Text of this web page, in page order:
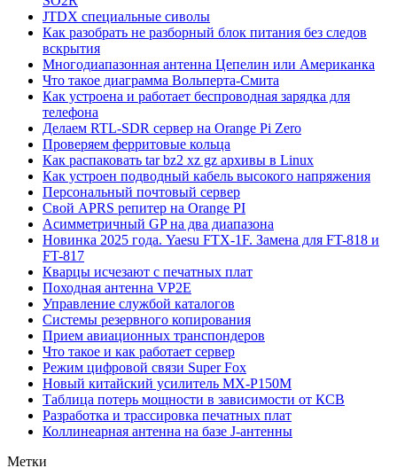
JTDX специальные сиволы
Как разобрать не разборный блок питания без следов
вскрытия
Многодиапазонная антенна Цепелин или Американка
Что такое диаграмма Вольперта-Смита
Как устроена и работает беспроводная зарядка для
телефона
Делаем RTL-SDR сервер на Orange Pi Zero
Проверяем ферритовые кольца
Как распаковать tar bz2 xz gz архивы в Linux
Как устроен подводный кабель высокого напряжения
Персональный почтовый сервер
Свой APRS репитер на Orange PI
Асимметричный GP на два диапазона
Новинка 2025 года. Yaesu FTX-1F. Замена для FT-818 и
FT-817
Кварцы исчезают с печатных плат
Походная антенна VP2E
Управление службой каталогов
Системы резервного копирования
Прием авиационных транспондеров
Что такое и как работает сервер
Режим цифровой связи Super Fox
Новый китайский усилитель MX-P150M
Таблица потерь мощности в зависимости от КСВ
Разработка и трассировка печатных плат
Коллинеарная антенна на базе J-антенны
Метки